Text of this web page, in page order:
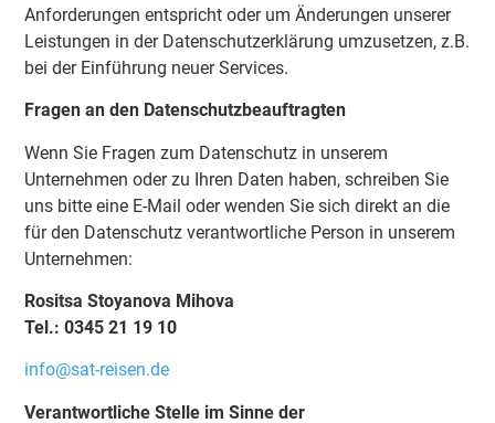
Anforderungen entspricht oder um Änderungen unserer
Leistungen in der Datenschutzerklärung umzusetzen, z.B.
bei der Einführung neuer Services.
Fragen an den Datenschutzbeauftragten
Wenn Sie Fragen zum Datenschutz in unserem
Unternehmen oder zu Ihren Daten haben, schreiben Sie
uns bitte eine E-Mail oder wenden Sie sich direkt an die
für den Datenschutz verantwortliche Person in unserem
Unternehmen:
Rositsa Stoyanova Mihova
Tel.: 0345 21 19 10
info@sat-reisen.de
Verantwortliche Stelle im Sinne der